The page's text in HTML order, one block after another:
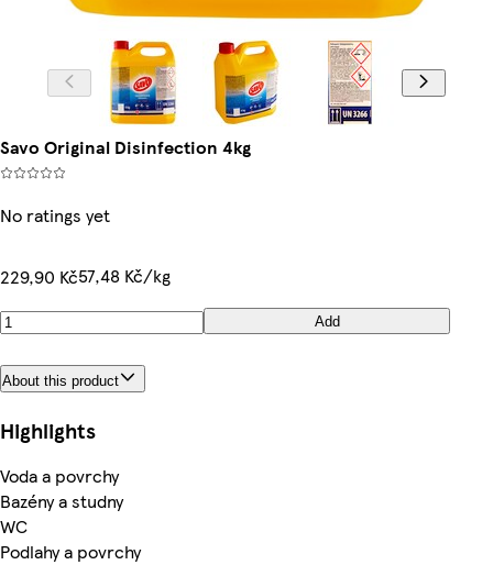
Savo Original Disinfection 4kg
No ratings yet
229,90 Kč57,48 Kč/kg
Add
About this product
Highlights
Voda a povrchy
Bazény a studny
WC
Podlahy a povrchy